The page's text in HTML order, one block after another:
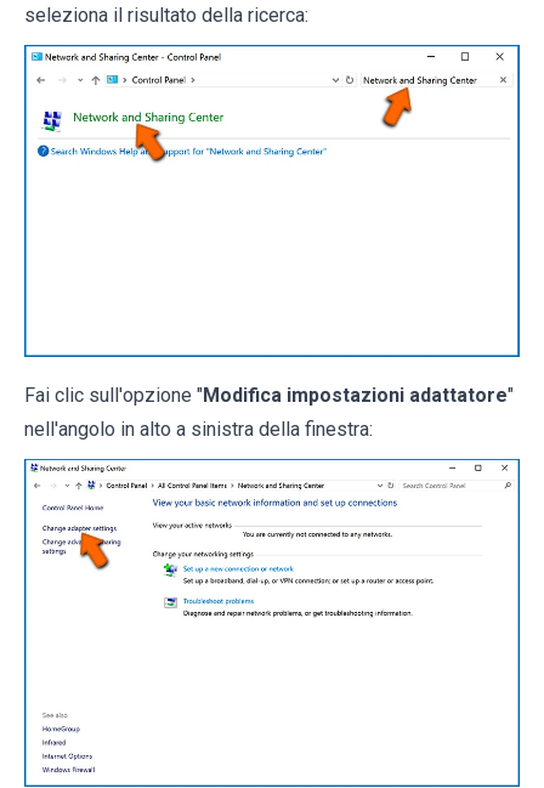
seleziona il risultato della ricerca:
Fai clic sull'opzione "Modifica impostazioni adattatore"
nell'angolo in alto a sinistra della finestra: